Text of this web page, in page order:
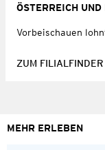
ÖSTERREICH
Vorbeischauen
ZUM FILIALFINDER
MEHR ERLEBEN